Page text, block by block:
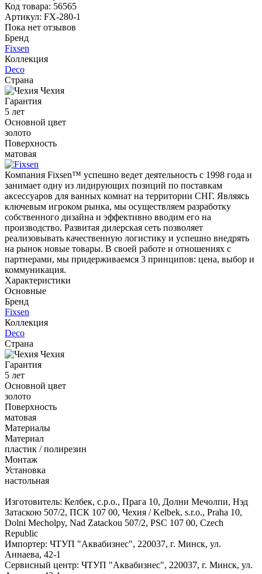
Код товара: 56565
Артикул: FX-280-1
Пока нет отзывов
Бренд
Fixsen
Коллекция
Deco
Страна
Чехия
Гарантия
5 лет
Основной цвет
золото
Поверхность
матовая
Компания Fixsen™ успешно ведет деятельность с 1998 года и
занимает одну из лидирующих позиций по поставкам
аксессуаров для ванных комнат на территории СНГ. Являясь
ключевым игроком рынка, мы осуществляем разработку
собственного дизайна и эффективно вводим его на
производство. Развитая дилерская сеть позволяет
реализовывать качественную логистику и успешно внедрять
на рынок новые товары. В своей работе и отношениях с
партнерами, мы придерживаемся 3 принципов: цена, выбор и
коммуникация.
Характеристики
Основные
Бренд
Fixsen
Коллекция
Deco
Страна
Чехия
Гарантия
5 лет
Основной цвет
золото
Поверхность
матовая
Материалы
Материал
пластик / полирезин
Монтаж
Установка
настольная
Изготовитель: Келбек, с.р.о., Прага 10, Долни Мечолпи, Нэд
Затаскою 507/2, ПСК 107 00, Чехия / Kelbek, s.r.o., Praha 10,
Dolni Mecholpy, Nad Zatackou 507/2, PSC 107 00, Czech
Republic
Импортер: ЧТУП "Аквабизнес", 220037, г. Минск, ул.
Аннаева, 42-1
Сервисный центр: ЧТУП "Аквабизнес", 220037, г. Минск, ул.